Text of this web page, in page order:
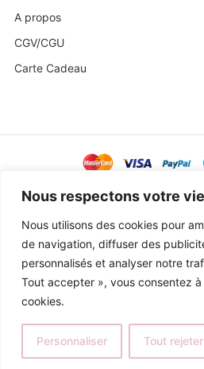
Nous respectons votre
Nous utilisons des cookies pour
de navigation, diffuser des
personnalisés et analyser notre
Tout accepter », vous consentez
cookies.
Personnaliser Tout rejeter
A propos
CGV/CGU
Carte Cadeau
@ Copyright 2023 Baby